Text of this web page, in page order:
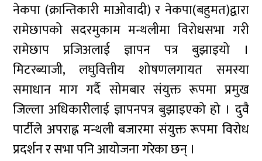
नेकपा (क्रान्तिकारी माओवादी) र नेकपा(बहुमत)द्वारा
रामेछापको सदरमुकाम मन्थलीमा विरोधसभा गरी
रामेछाप प्रजिअलाई ज्ञापन पत्र बुझाइयो ।
मिटरब्याजी, लघुवित्तीय शोषणलगायत समस्या
समाधान माग गर्दै सोमबार संयुक्त रूपमा प्रमुख
जिल्ला अधिकारीलाई ज्ञापनपत्र बुझाइएको हो । दुवै
पार्टीले अपराह्न मन्थली बजारमा संयुक्त रूपमा विरोध
प्रदर्शन र सभा पनि आयोजना गरेका छन् ।